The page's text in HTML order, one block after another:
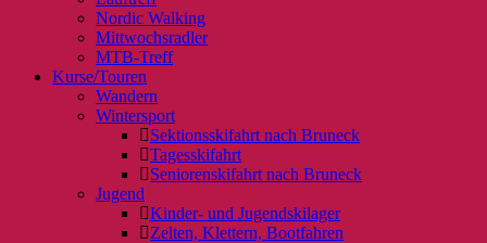
Nordic Walking
Mittwochsradler
MTB-Treff
Kurse/Touren
Wandern
Wintersport
Sektionsskifahrt nach Bruneck
Tagesskifahrt
Seniorenskifahrt nach Bruneck
Jugend
Kinder- und Jugendskilager
Zelten, Klettern, Bootfahren